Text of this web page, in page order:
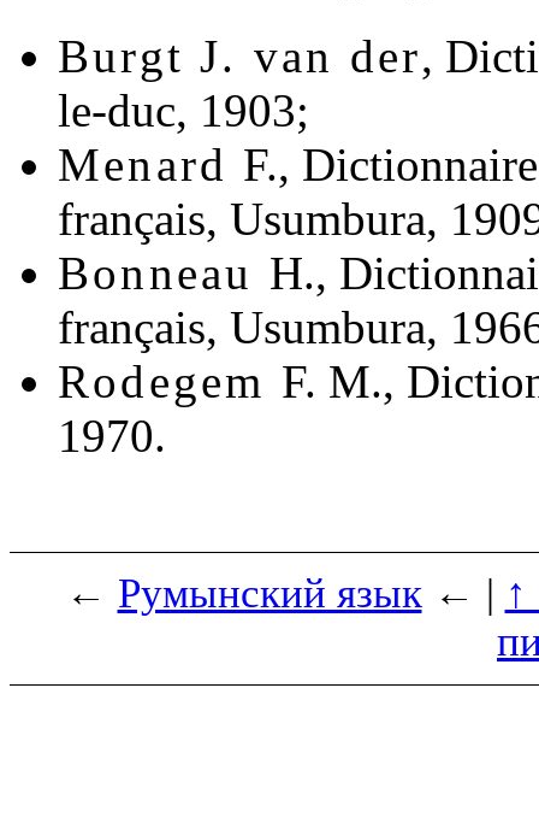
Burgt J. van der,
le-duc, 1903;
Menard F.,
français, Usumbura,
Bonneau H.,
français, Usumbura,
Rodegem F. M.,
1970.
← Румынский язык← |